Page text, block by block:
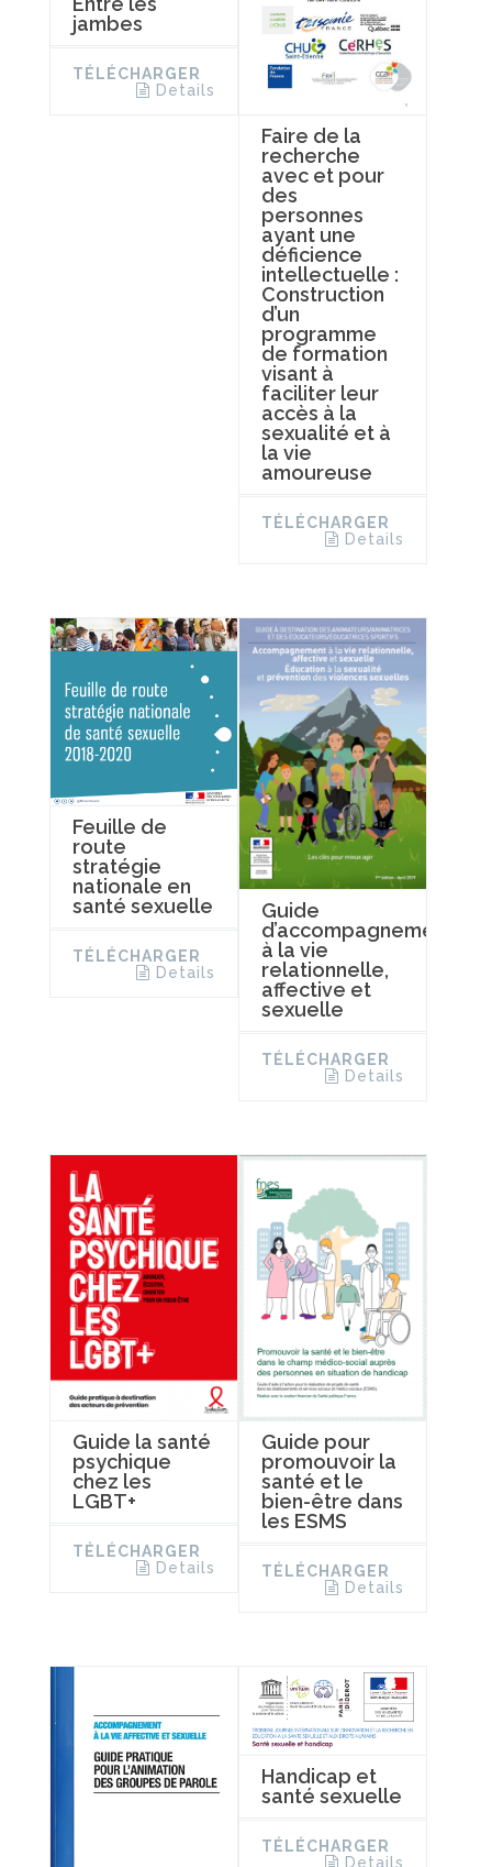
jambes
TÉLÉCHARGER
Details
Faire de la
recherche
avec et pour
des
personnes
ayant une
déficience
intellectuelle :
Construction
d’un
programme
de formation
visant à
faciliter leur
accès à la
sexualité et à
la vie
amoureuse
TÉLÉCHARGER
Details
Feuille de
route
stratégie
nationale en
santé sexuelle
TÉLÉCHARGER
Details
Guide
d’accompagnement
à la vie
relationnelle,
affective et
sexuelle
TÉLÉCHARGER
Details
Guide la santé
psychique
chez les
LGBT+
TÉLÉCHARGER
Details
Guide pour
promouvoir la
santé et le
bien-être dans
les ESMS
TÉLÉCHARGER
Details
Handicap et
santé sexuelle
TÉLÉCHARGER
Details